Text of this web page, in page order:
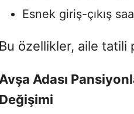
Esnek giriş-çıkış
Bu özellikler, aile tatili
Avşa Adası
Değişimi